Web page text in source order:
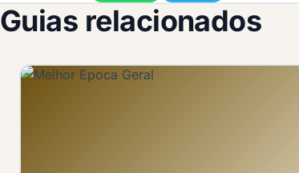
outubro. Impactos diretos em Puerto Plata são
os tours são cancelados com reembolso e a
Guias relacionados